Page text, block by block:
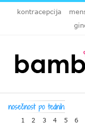
kontracepcija
1 2 3 4 5 6